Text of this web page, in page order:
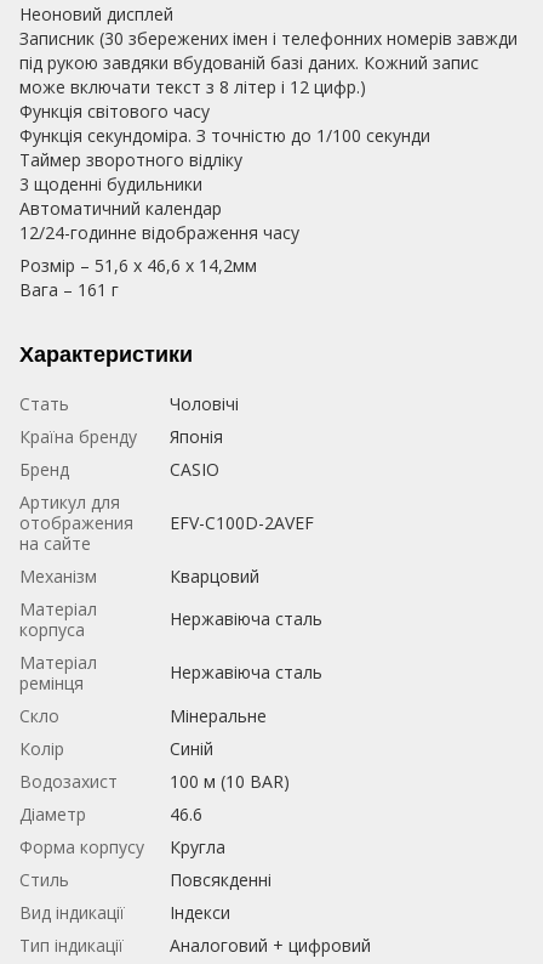
Неоновий дисплей
Записник (30 збережених імен і телефонних номерів завжди
під рукою завдяки вбудованій базі даних. Кожний запис
може включати текст з 8 літер і 12 цифр.)
Функція світового часу
Функція секундоміра. З точністю до 1/100 секунди
Таймер зворотного відліку
3 щоденні будильники
Автоматичний календар
12/24-годинне відображення часу
Розмір – 51,6 x 46,6 x 14,2мм
Вага – 161 г
Характеристики
Стать
Чоловічі
Країна бренду
Японія
Бренд
CASIO
Артикул для
отображения
на сайте
EFV-C100D-2AVEF
Механізм
Кварцовий
Матеріал
корпуса
Нержавіюча сталь
Матеріал
ремінця
Нержавіюча сталь
Скло
Мінеральне
Колір
Синій
Водозахист
100 м (10 BAR)
Діаметр
46.6
Форма корпусу
Кругла
Стиль
Повсякденні
Вид індикації
Індекси
Тип індикації
Аналоговий + цифровий